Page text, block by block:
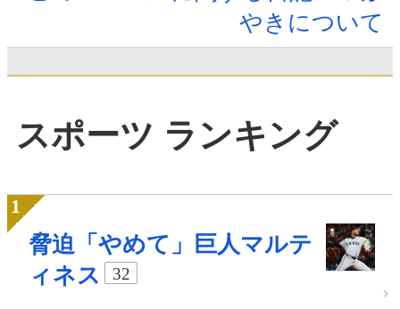
やきについて
スポーツ ランキング
脅迫「やめて」巨人マルテ
ィネス
32